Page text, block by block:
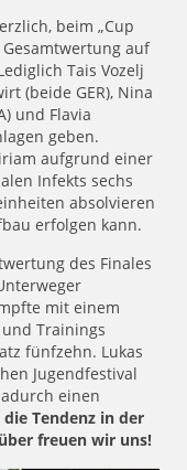
beim „Cup
auf
Tais Vozelj
(beide GER), Nina
und Flavia
geben.
aufgrund einer
Infekts sechs
absolvieren
erfolgen kann.
des Finales
mit einem
Trainings
fünfzehn. Lukas
Jugendfestival
einen
Tendenz in der
freuen wir uns!